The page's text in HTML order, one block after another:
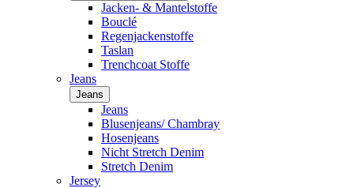
Jacken- & Mantelstoffe
Bouclé
Regenjackenstoffe
Taslan
Trenchcoat Stoffe
Jeans
Jeans
Jeans
Blusenjeans/ Chambray
Hosenjeans
Nicht Stretch Denim
Stretch Denim
Jersey